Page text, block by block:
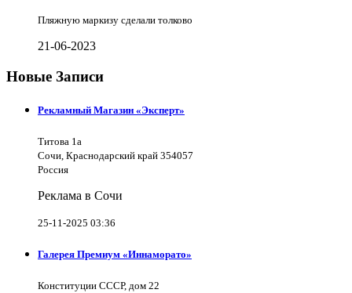
Пляжную маркизу сделали толково
21-06-2023
Новые Записи
Рекламный Магазин «Эксперт»
Титова 1а
Сочи, Краснодарский край 354057
Россия
Реклама в Сочи
25-11-2025 03:36
Галерея Премиум «Иннаморато»
Конституции СССР, дом 22